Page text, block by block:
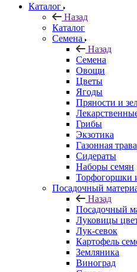
Каталог
Назад
Каталог
Семена
Назад
Семена
Овощи
Цветы
Ягоды
Пряности и
Грибы
Экзотика
Газонная трава
Сидераты
Наборы семян
Торфогоршки
Посадочный
Назад
Посадочный
Луковицы
Лук-севок
Картофель
Земляника
Виноград